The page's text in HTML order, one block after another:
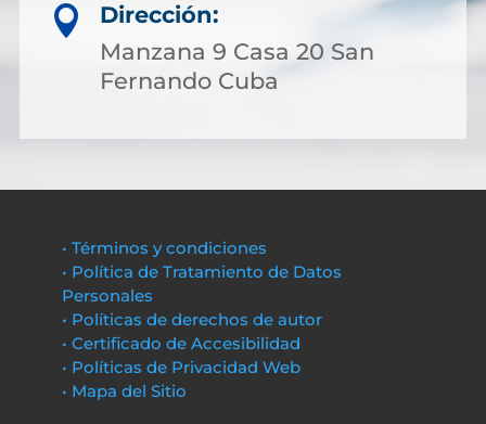

Dirección:
Manzana 9 Casa 20 San
Fernando Cuba
• Términos y condiciones
• Política de Tratamiento de Datos
Personales
• Políticas de derechos de autor
• Certificado de Accesibilidad
• Políticas de Privacidad Web
• Mapa del Sitio